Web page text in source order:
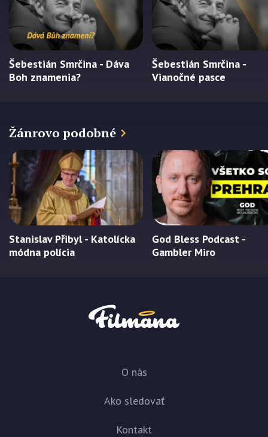
Šebestián Smrčina - Dáva
Boh znamenia?
Šebestián Smrčina -
Vianočné pasce
Žánrovo podobné
Stanislav Přibyl - Katolícka
módna polícia
God Bless Podcast -
Gambler Miro
O nás
Ako sledovať
Kontakt